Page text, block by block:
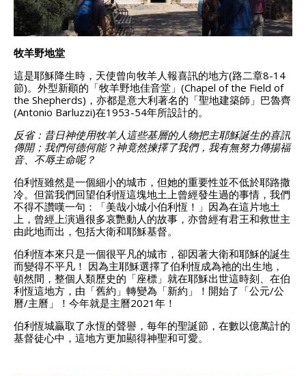
牧羊野地堂
這是耶穌降生時，天使曾向牧羊人報喜訊的地方(路二章8-14
節)。外型新顚的「牧羊野地佳音堂」(Chapel of the Field of
the Shepherds)，亦都是意大利著名的「聖地建築師」巴魯齊
(Antonio Barluzzi)在1953-54年所設計的。
反省：昔日神使用牧羊人這些基層的人物把主耶穌誕生的喜訊
傳開；我們何德何能？神竟然揀擇了我們，我有無努力傳揚福
音、不辱主命呢？
伯利恆雖然是一個細小的城市，但她的重要性並不低於耶路撒
冷。但當我們回望伯利恆這塊地土上曾經發生過的事情，我們
不得不讚嘆一句：「美哉小城小伯利恆！」因為在這片地土
上，曾經上演過很多哀艷動人的故事，亦曾經有君王和救世主
由此地而出，包括大衛和耶穌基督。
伯利恆本來只是一個很平凡的城市，卻因著大衛和耶穌的誕生
而變得不平凡！ 因為主耶穌選擇了伯利恆成為祂的出生地，
頓然間，整個人類歷史的「座標」就在耶穌出世這時刻、在伯
利恆這地方，由「舊約」轉變為「新約」！開始了「公元/公
曆/主曆」！今年就是主曆2021年！
伯利恆城贏取了永恆的聲譽，每年的聖誕節，在數以億萬計的
基督徒心中，這地方更加顯得神聖和可愛。